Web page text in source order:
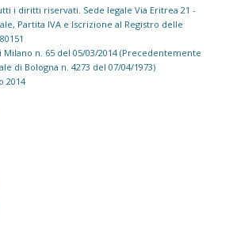
i diritti riservati. Sede legale Via Eritrea 21 -
Partita IVA e Iscrizione al Registro delle
n. 65 del 05/03/2014 (Precedentemente
di Bologna n. 4273 del 07/04/1973)
2014